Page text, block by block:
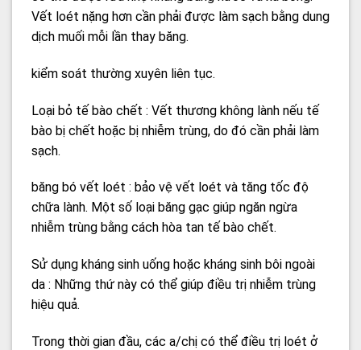
Vết loét nặng hơn cần phải được làm sạch bằng dung
dịch muối mỗi lần thay băng.
kiểm soát thường xuyên liên tục.
Loại bỏ tế bào chết : Vết thương không lành nếu tế
bào bị chết hoặc bị nhiễm trùng, do đó cần phải làm
sạch.
băng bó vết loét : bảo vệ vết loét và tăng tốc độ
chữa lành. Một số loại băng gạc giúp ngăn ngừa
nhiễm trùng bằng cách hòa tan tế bào chết.
Sử dụng kháng sinh uống hoặc kháng sinh bôi ngoài
da : Những thứ này có thể giúp điều trị nhiễm trùng
hiệu quả.
Trong thời gian đầu, các a/chị có thể điều trị loét ở